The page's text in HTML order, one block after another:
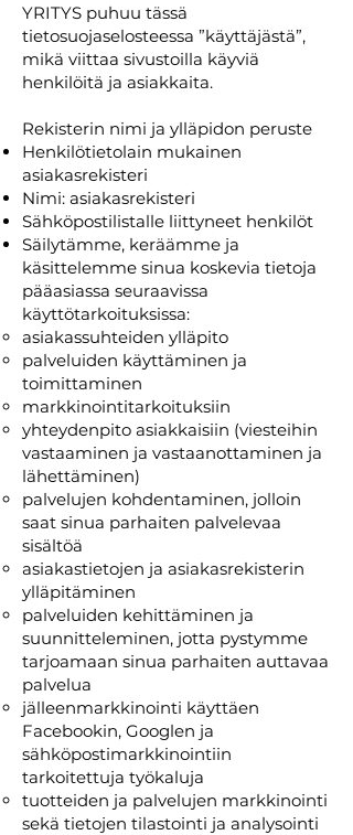
YRITYS puhuu tässä
tietosuojaselosteessa ”käyttäjästä”,
mikä viittaa sivustoilla käyviä
henkilöitä ja asiakkaita.
Rekisterin nimi ja ylläpidon peruste
Henkilötietolain mukainen
asiakasrekisteri
Nimi: asiakasrekisteri
Sähköpostilistalle liittyneet henkilöt
Säilytämme, keräämme ja
käsittelemme sinua koskevia tietoja
pääasiassa seuraavissa
käyttötarkoituksissa:
asiakassuhteiden ylläpito
palveluiden käyttäminen ja
toimittaminen
markkinointitarkoituksiin
yhteydenpito asiakkaisiin (viesteihin
vastaaminen ja vastaanottaminen ja
lähettäminen)
palvelujen kohdentaminen, jolloin
saat sinua parhaiten palvelevaa
sisältöä
asiakastietojen ja asiakasrekisterin
ylläpitäminen
palveluiden kehittäminen ja
suunnitteleminen, jotta pystymme
tarjoamaan sinua parhaiten auttavaa
palvelua
jälleenmarkkinointi käyttäen
Facebookin, Googlen ja
sähköpostimarkkinointiin
tarkoitettuja työkaluja
tuotteiden ja palvelujen markkinointi
sekä tietojen tilastointi ja analysointi​